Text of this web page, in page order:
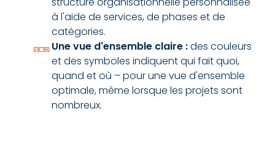
à l'aide de services, de phases et de
catégories.
Une vue d'ensemble claire :des couleurs
et des symboles indiquent qui fait quoi,
quand et où – pour une vue d'ensemble
optimale, même lorsque les projets sont
nombreux.